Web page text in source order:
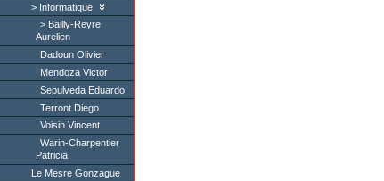
Informatique
Bailly-Reyre
Aurelien
Dadoun Olivier
Mendoza Victor
Sepulveda Eduardo
Terront Diego
Voisin Vincent
Warin-Charpentier
Patricia
Le Mesre Gonzague